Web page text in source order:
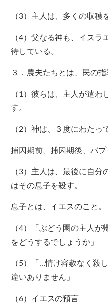
（3）主人は、多くの収穫
（4）父なる神も、イスラ
待している。
３．農夫たちとは、民の指
（1）彼らは、主人が遣
す。
（2）神は、３度にわたっ
捕囚期前、捕囚期後、バ
（3）主人は、最後に自分
はその息子を殺す。
息子とは、イエスのこと。
（4）「ぶどう園の主人が
をどうするでしょうか」
（5）「…情け容赦なく殺
違いありません」
（6）イエスの預言